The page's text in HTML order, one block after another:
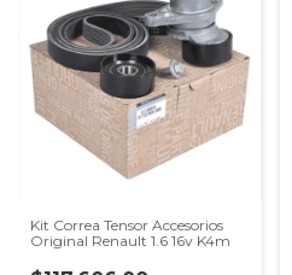
Kit Correa Tensor Accesorios
Original Renault 1.6 16v K4m